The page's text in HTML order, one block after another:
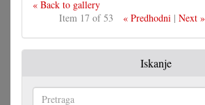
« Back to gallery
Item 17 of 53
« Predhodni| Next »
Iskanje